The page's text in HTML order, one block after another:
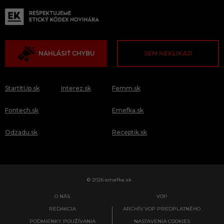
NAHLÁSIŤ CHYBU SEM NEKLIKAJ!
StartItUp.sk
Fontech.sk
Odzadu.sk
Interez.sk Femm.sk
Emefka.sk
Receptik.sk
© 2026 emefka.sk
O NÁS
REDAKCIA
PODMIENKY POUŽÍVANIA
VOP
ARCHÍV VOP PREDPLATNÉHO
NASTAVENIA COOKIES